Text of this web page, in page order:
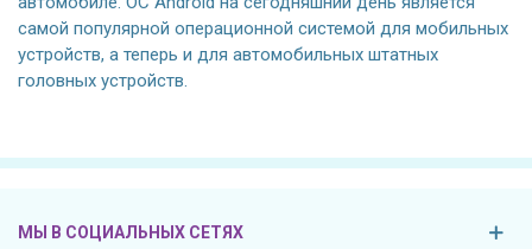
самой популярной операционной системой для мобильных
устройств, а теперь и для автомобильных штатных
головных устройств.
МЫ В СОЦИАЛЬНЫХ СЕТЯХ